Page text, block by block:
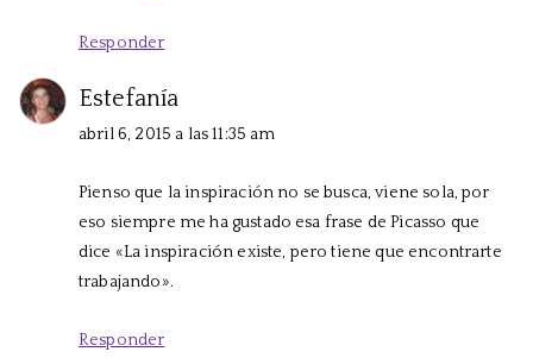
Responder
Estefanía
abril 6, 2015 a las 11:35 am
Pienso que la inspiración no se busca, viene sola, por
eso siempre me ha gustado esa frase de Picasso que
dice «La inspiración existe, pero tiene que encontrarte
trabajando».
Responder